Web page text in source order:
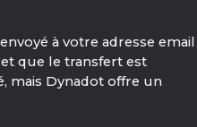
à votre adresse email
que le transfert est
mais Dynadot offre un